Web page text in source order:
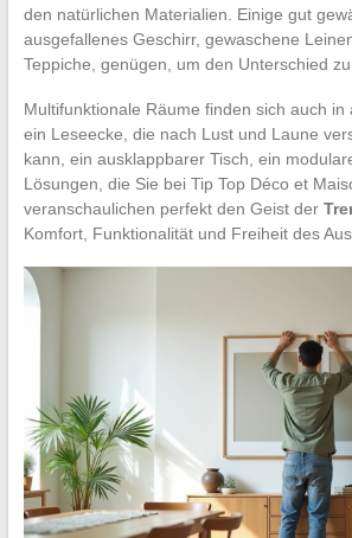
den natürlichen Materialien. Einige gut
ausgefallenes Geschirr, gewaschene
Teppiche, genügen, um den Unterschied zu
Multifunktionale Räume finden sich auch in
ein Leseecke, die nach Lust und Laune
kann, ein ausklappbarer Tisch, ein
Lösungen, die Sie bei Tip Top Déco et
veranschaulichen perfekt den Geist der
Komfort, Funktionalität und Freiheit des